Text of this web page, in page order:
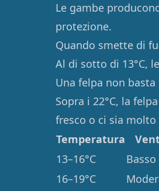
Le gambe
protezione.
Quando smette di
Al di sotto di 13°C,
Una felpa non
Sopra i 22°C, la
fresco o ci sia molto
Temperatura
13–16°C
Basso
16–19°C